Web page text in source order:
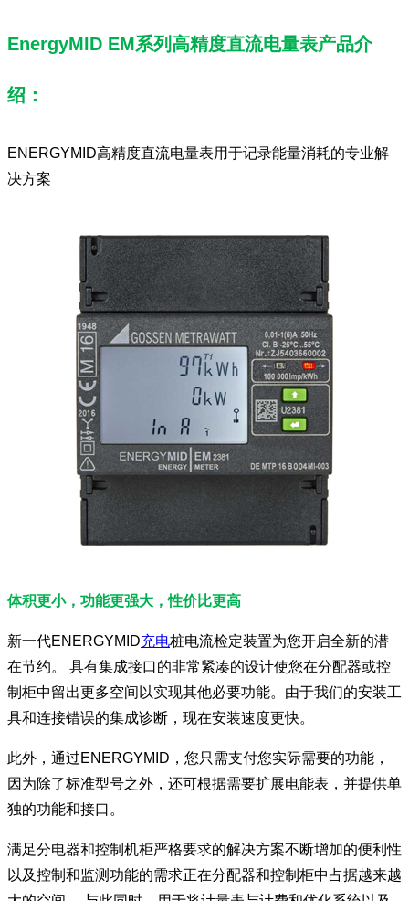
EnergyMID EM系列高精度直流电量表产品介
绍：
ENERGYMID高精度直流电量表用于记录能量消耗的专业解
决方案
体积更小，功能更强大，性价比更高
新一代ENERGYMID充电桩电流检定装置为您开启全新的潜
在节约。 具有集成接口的非常紧凑的设计使您在分配器或控
制柜中留出更多空间以实现其他必要功能。由于我们的安装工
具和连接错误的集成诊断，现在安装速度更快。
此外，通过ENERGYMID，您只需支付您实际需要的功能，
因为除了标准型号之外，还可根据需要扩展电能表，并提供单
独的功能和接口。
满足分电器和控制机柜严格要求的解决方案不断增加的便利性
以及控制和监测功能的需求正在分配器和控制柜中占据越来越